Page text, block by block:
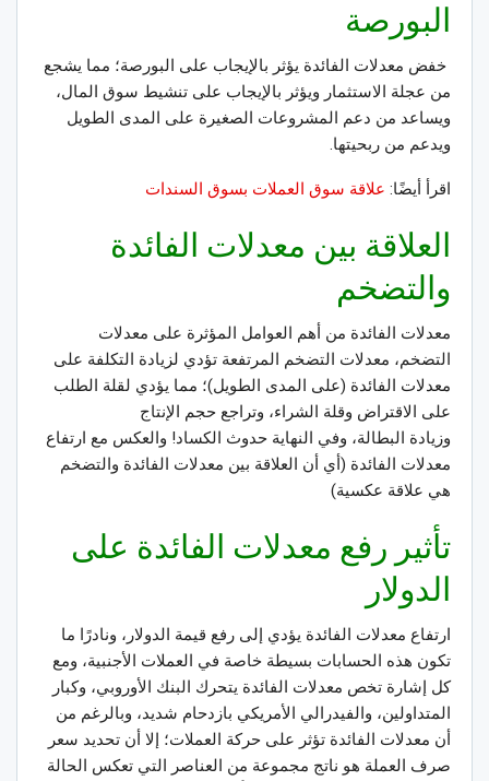
البورصة
خفض معدلات الفائدة يؤثر بالإيجاب على البورصة؛ مما يشجع
من عجلة الاستثمار ويؤثر بالإيجاب على تنشيط سوق المال،
ويساعد من دعم المشروعات الصغيرة على المدى الطويل
ويدعم من ربحيتها.
اقرأ أيضًا: علاقة سوق العملات بسوق السندات
العلاقة بين معدلات الفائدة
والتضخم
معدلات الفائدة من أهم العوامل المؤثرة على معدلات
التضخم، معدلات التضخم المرتفعة تؤدي لزيادة التكلفة على
معدلات الفائدة (على المدى الطويل)؛ مما يؤدي لقلة الطلب
على الاقتراض وقلة الشراء، وتراجع حجم الإنتاج
وزيادة البطالة، وفي النهاية حدوث الكساد! والعكس مع ارتفاع
معدلات الفائدة (أي أن العلاقة بين معدلات الفائدة والتضخم
هي علاقة عكسية)
تأثير رفع معدلات الفائدة على
الدولار
ارتفاع معدلات الفائدة يؤدي إلى رفع قيمة الدولار، ونادرًا ما
تكون هذه الحسابات بسيطة خاصة في العملات الأجنبية، ومع
كل إشارة تخص معدلات الفائدة يتحرك البنك الأوروبي، وكبار
المتداولين، والفيدرالي الأمريكي بازدحام شديد، وبالرغم من
أن معدلات الفائدة تؤثر على حركة العملات؛ إلا أن تحديد سعر
صرف العملة هو ناتج مجموعة من العناصر التي تعكس الحالة